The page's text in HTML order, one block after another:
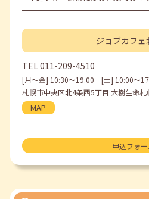
ジョブカフェ
TEL011-209-4510
[月〜金] 10:30〜19:00 [土] 10:00〜
札幌市中央区北4条西5丁目 大樹生命
MAP
申込フォ